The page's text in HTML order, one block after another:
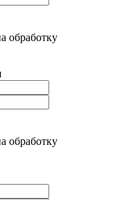
обработку
обработку